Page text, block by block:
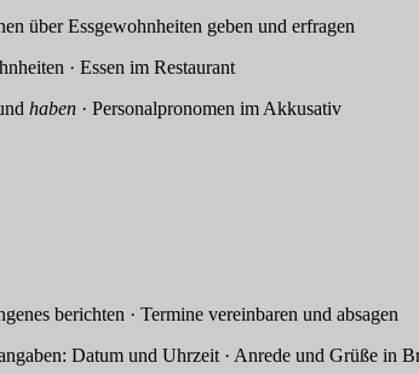
Essgewohnheiten geben und erfragen
· Essen im Restaurant
haben · Personalpronomen im Akkusativ
berichten · Termine vereinbaren und absagen
Datum und Uhrzeit · Anrede und Grüße in